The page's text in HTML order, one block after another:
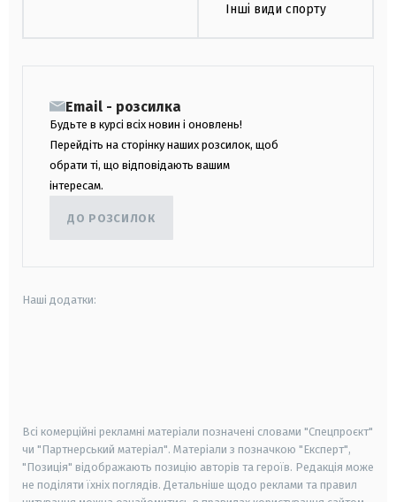
Інші види спорту
Email - розсилка
Будьте в курсі всіх новин і оновлень!
Перейдіть на сторінку наших розсилок, щоб
обрати ті, що відповідають вашим
інтересам.
ДО РОЗСИЛОК
Наші додатки:
Всі комерційні рекламні матеріали позначені словами "Спецпроєкт"
чи "Партнерський матеріал". Матеріали з позначкою "Експерт",
"Позиція" відображають позицію авторів та героїв. Редакція може
не поділяти їхніх поглядів. Детальніше щодо реклами та правил